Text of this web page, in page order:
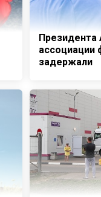
Президента
ассоциации
задержали